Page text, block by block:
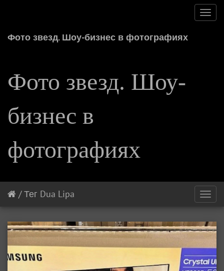
Фото звезд. Шоу-бизнес в фотографиях
Фото звезд. Шоу-
бизнес в
фотографиях
/Тег Dua Lipa